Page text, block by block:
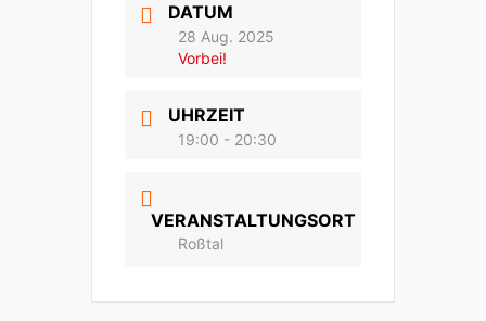
DATUM
28 Aug. 2025
Vorbei!
UHRZEIT
19:00 - 20:30
VERANSTALTUNGSORT
Roßtal